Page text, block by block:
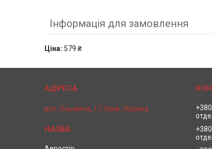
Інформація для замовлення
Ціна: 579 ₴
вул. Ольжича, 17, Київ, Україна